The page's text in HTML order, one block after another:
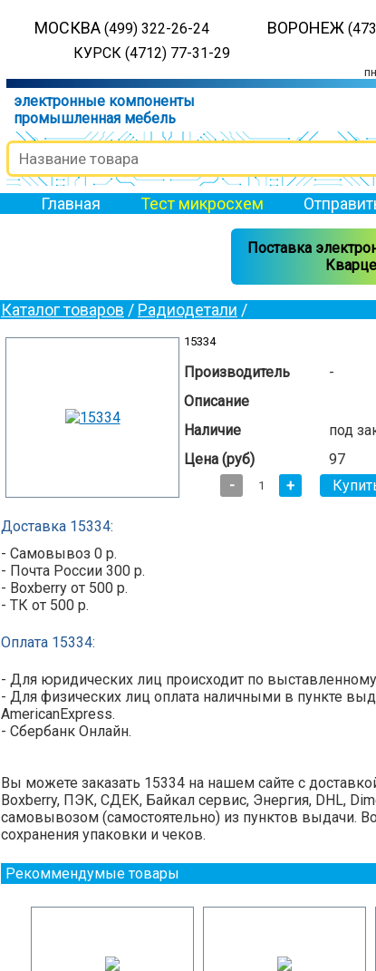
МОСКВА (499) 322-26-24 ВОРОНЕЖ
КУРСК (4712) 77-31-29
электронные компоненты
промышленная мебель
Главная Тест микросхем
Поставка
Каталог товаров / Радиодетали /
15334
Производитель
-
Описание
Наличие
под
Цена (руб)
97
-
+
Доставка 15334:
- Самовывоз 0 р.
- Почта России 300 р.
- Boxberry от 500 р.
- ТК от 500 р.
Оплата 15334:
- Для юридических лиц происходит по
- Для физических лиц оплата наличными в пункте
AmericanExpress.
- Сбербанк Онлайн.
Вы можете заказать 15334 на нашем сайте с
Boxberry, ПЭК, СДЕК, Байкал сервис, Энергия, DHL,
самовывозом (самостоятельно) из пунктов выдачи.
сохранения упаковки и чеков.
Рекоммендумые товары